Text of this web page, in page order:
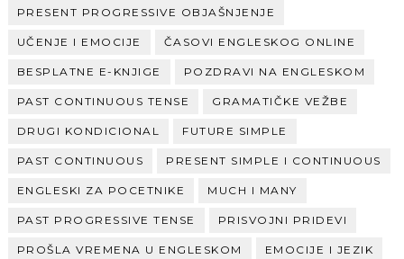
PRESENT PROGRESSIVE OBJAŠNJENJE
UČENJE I EMOCIJE ČASOVI ENGLESKOG ONLINE
BESPLATNE E-KNJIGE POZDRAVI NA ENGLESKOM
PAST CONTINUOUS TENSE GRAMATIČKE VEŽBE
DRUGI KONDICIONAL FUTURE SIMPLE
PAST CONTINUOUS PRESENT SIMPLE I CONTINUOUS
ENGLESKI ZA POCETNIKE MUCH I MANY
PAST PROGRESSIVE TENSE PRISVOJNI PRIDEVI
PROŠLA VREMENA U ENGLESKOM EMOCIJE I JEZIK